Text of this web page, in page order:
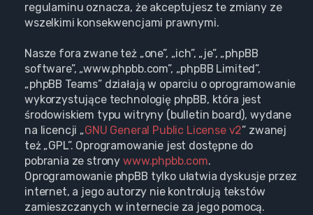
regulaminu oznacza, że akceptujesz te zmiany ze
wszelkimi konsekwencjami prawnymi.
Nasze fora zwane też „one”, „ich”, „je”, „phpBB
software”, „www.phpbb.com”, „phpBB Limited”,
„phpBB Teams” działają w oparciu o oprogramowanie
wykorzystujące technologię phpBB, która jest
środowiskiem typu witryny (bulletin board), wydane
na licencji „GNU General Public License v2” zwanej
też „GPL”. Oprogramowanie jest dostępne do
pobrania ze strony www.phpbb.com.
Oprogramowanie phpBB tylko ułatwia dyskusje przez
internet, a jego autorzy nie kontrolują tekstów
zamieszczanych w internecie za jego pomocą.